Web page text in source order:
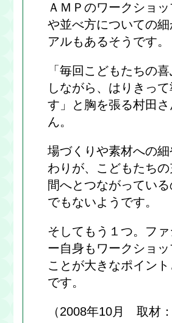
ＡＭＰのワークショ
や並べ方についての細
アルもあるそうです。
「毎回こどもたちの
しながら、はりきって
す」と胸を張る村田さ
ん。
場づくりや素材への
わりが、こどもたち
間へとつながっている
でもないようです。
そしてもう１つ。フ
ー自身もワークショ
ことが大きなポイント
です。
（2008年10月 取材